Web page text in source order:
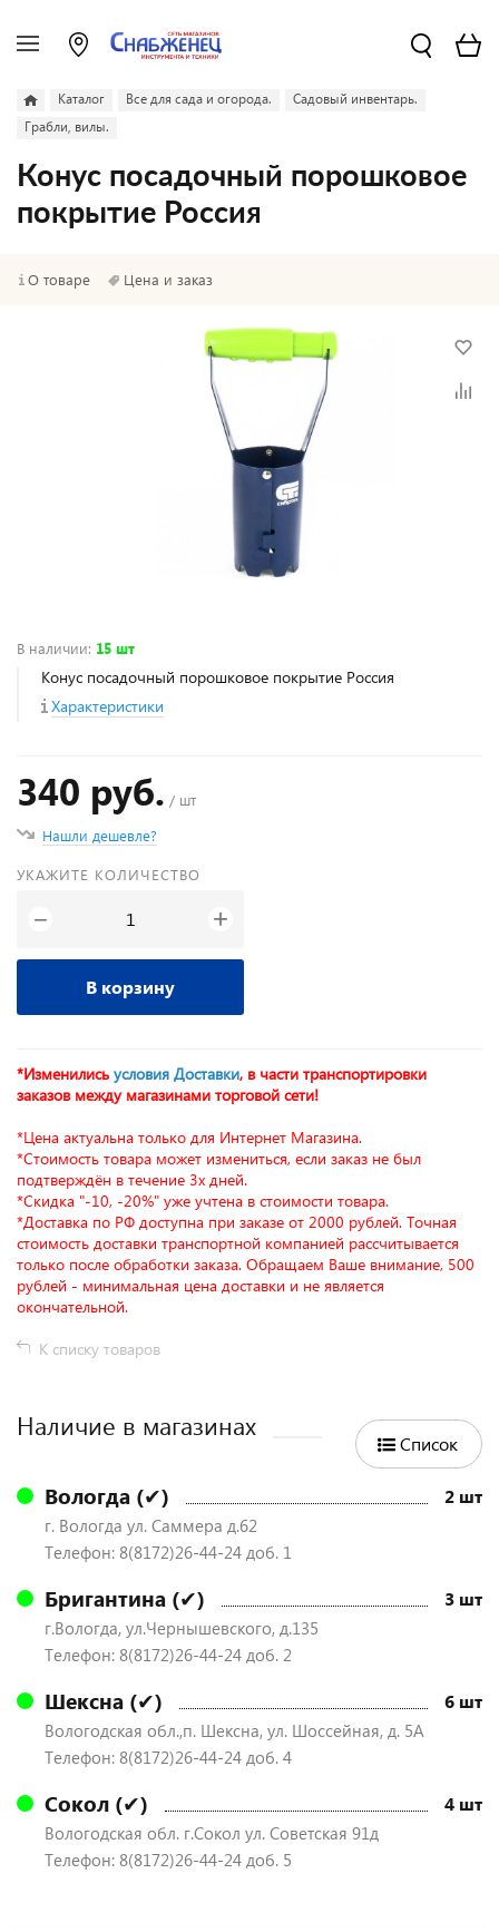
Каталог Все для сада и огорода.
Садовый инвентарь.
Грабли, вилы.
Конус посадочный порошковое
покрытие Россия
О товаре Цена и заказ
В наличии: 15 шт
Конус посадочный порошковое покрытие Россия
Характеристики
340 руб. / шт
Нашли дешевле?
УКАЖИТЕ КОЛИЧЕСТВО
− +
В корзину
*Изменились условия Доставки, в части транспортировки
заказов между магазинами торговой сети!
*Цена актуальна только для Интернет Магазина.
*Стоимость товара может измениться, если заказ не был
подтверждён в течение 3х дней.
*Скидка "-10, -20%" уже учтена в стоимости товара.
*Доставка по РФ доступна при заказе от 2000 рублей. Точная
стоимость доставки транспортной компанией рассчитывается
только после обработки заказа. Обращаем Ваше внимание, 500
рублей - минимальная цена доставки и не является
окончательной.
К списку товаров
Наличие в магазинах
Список
Вологда (✔) 2 шт
г. Вологда ул. Саммера д.62
Телефон: 8(8172)26-44-24 доб. 1
Бригантина (✔) 3 шт
г.Вологда, ул.Чернышевского, д.135
Телефон: 8(8172)26-44-24 доб. 2
Шексна (✔) 6 шт
Вологодская обл.,п. Шексна, ул. Шоссейная, д. 5А
Телефон: 8(8172)26-44-24 доб. 4
Сокол (✔) 4 шт
Вологодская обл. г.Сокол ул. Советская 91д
Телефон: 8(8172)26-44-24 доб. 5